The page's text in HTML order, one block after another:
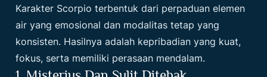
Karakter Scorpio terbentuk dari perpaduan elemen
air yang emosional dan modalitas tetap yang
konsisten. Hasilnya adalah kepribadian yang kuat,
fokus, serta memiliki perasaan mendalam.